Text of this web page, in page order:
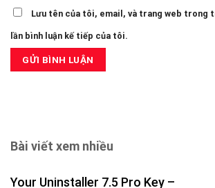
Lưu tên của tôi, email, và trang web trong
lần bình luận kế tiếp của tôi.
Bài viết xem nhiều
Your Uninstaller 7.5 Pro Key –